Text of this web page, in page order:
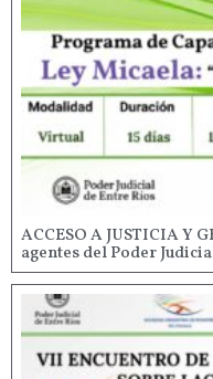
ACCESO A JUSTICIA Y
agentes del Poder